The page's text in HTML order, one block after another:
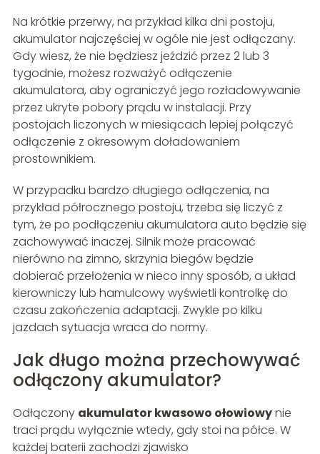
Na krótkie przerwy, na przykład kilka dni postoju,
akumulator najczęściej w ogóle nie jest odłączany.
Gdy wiesz, że nie będziesz jeździć przez 2 lub 3
tygodnie, możesz rozważyć odłączenie
akumulatora, aby ograniczyć jego rozładowywanie
przez ukryte pobory prądu w instalacji. Przy
postojach liczonych w miesiącach lepiej połączyć
odłączenie z okresowym doładowaniem
prostownikiem.
W przypadku bardzo długiego odłączenia, na
przykład półrocznego postoju, trzeba się liczyć z
tym, że po podłączeniu akumulatora auto będzie się
zachowywać inaczej. Silnik może pracować
nierówno na zimno, skrzynia biegów będzie
dobierać przełożenia w nieco inny sposób, a układ
kierowniczy lub hamulcowy wyświetli kontrolkę do
czasu zakończenia adaptacji. Zwykle po kilku
jazdach sytuacja wraca do normy.
Jak długo można przechowywać
odłączony akumulator?
Odłączony akumulator kwasowo ołowiowynie
traci prądu wyłącznie wtedy, gdy stoi na półce. W
każdej baterii zachodzi zjawisko